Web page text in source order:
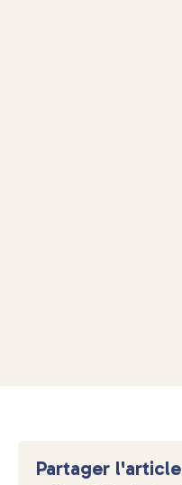
Partager l'article